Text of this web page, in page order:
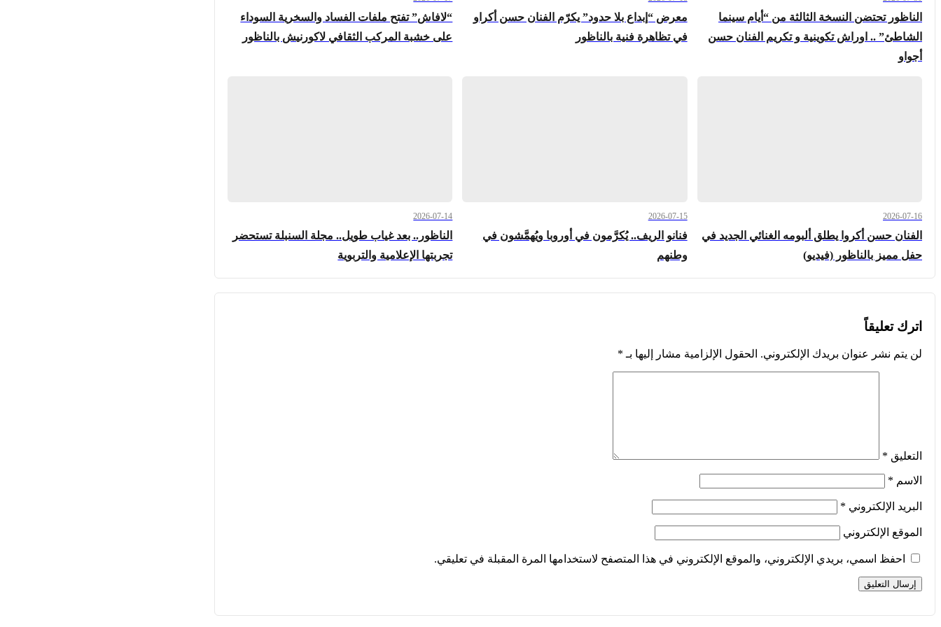
الناظور تحتضن النسخة الثالثة من “أيام سينما
الشاطئ” .. اوراش تكوينية و تكريم الفنان حسن
أجواو
معرض “إبداع بلا حدود” يكرّم الفنان حسن أكراو
في تظاهرة فنية بالناظور
“لافاش” تفتح ملفات الفساد والسخرية السوداء
على خشبة المركب الثقافي لاكورنيش بالناظور
2026-07-16
الفنان حسن أكروا يطلق ألبومه الغنائي الجديد في
حفل مميز بالناظور (فيديو)
2026-07-15
فنانو الريف.. يُكرَّمون في أوروبا ويُهمَّشون في
وطنهم
2026-07-14
الناظور.. بعد غياب طويل.. مجلة السنبلة تستحضر
تجربتها الإعلامية والتربوية
اترك تعليقاً
لن يتم نشر عنوان بريدك الإلكتروني. الحقول الإلزامية مشار إليها بـ *
التعليق *
الاسم *
البريد الإلكتروني *
الموقع الإلكتروني
احفظ اسمي، بريدي الإلكتروني، والموقع الإلكتروني في هذا المتصفح لاستخدامها المرة المقبلة في تعليقي.